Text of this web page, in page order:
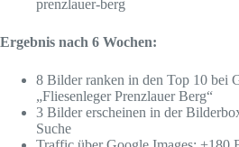
prenzlauer-berg
Ergebnis nach 6 Wochen:
8 Bilder ranken in den Top 10 bei
„Fliesenleger Prenzlauer Berg“
3 Bilder erscheinen in der
Suche